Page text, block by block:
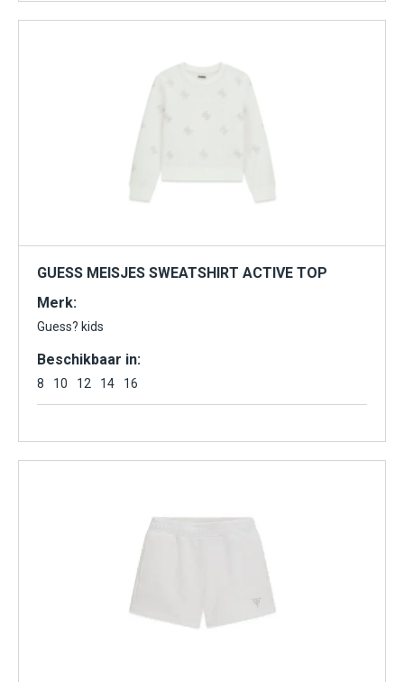
GUESS MEISJES SWEATSHIRT ACTIVE TOP
Merk:
Guess? kids
Beschikbaar in:
8 10 12 14 16